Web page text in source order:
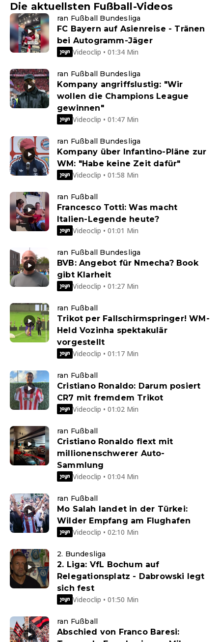
Die aktuellsten Fußball-Videos
ran Fußball Bundesliga
FC Bayern auf Asienreise - Tränen
bei Autogramm-Jäger
Videoclip • 01:34 Min
ran Fußball Bundesliga
Kompany angriffslustig: "Wir
wollen die Champions League
gewinnen"
Videoclip • 01:47 Min
ran Fußball Bundesliga
Kompany über Infantino-Pläne zur
WM: "Habe keine Zeit dafür"
Videoclip • 01:58 Min
ran Fußball
Francesco Totti: Was macht
Italien-Legende heute?
Videoclip • 01:01 Min
ran Fußball Bundesliga
BVB: Angebot für Nmecha? Book
gibt Klarheit
Videoclip • 01:27 Min
ran Fußball
Trikot per Fallschirmspringer! WM-
Held Vozinha spektakulär
vorgestellt
Videoclip • 01:17 Min
ran Fußball
Cristiano Ronaldo: Darum posiert
CR7 mit fremdem Trikot
Videoclip • 01:02 Min
ran Fußball
Cristiano Ronaldo flext mit
millionenschwerer Auto-
Sammlung
Videoclip • 01:04 Min
ran Fußball
Mo Salah landet in der Türkei:
Wilder Empfang am Flughafen
Videoclip • 02:10 Min
2. Bundesliga
2. Liga: VfL Bochum auf
Relegationsplatz - Dabrowski legt
sich fest
Videoclip • 01:50 Min
ran Fußball
Abschied von Franco Baresi: